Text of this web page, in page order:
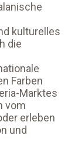
kulturelles
die
Farben
Marktes
vom
erleben
und